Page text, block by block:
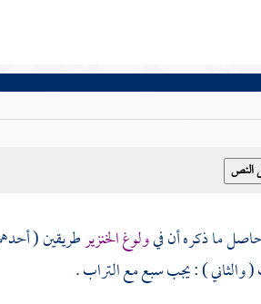
ما ذكره أن فيولوغ الخنزيرطريقين (
والثاني ) : يجب سبع مع التراب .